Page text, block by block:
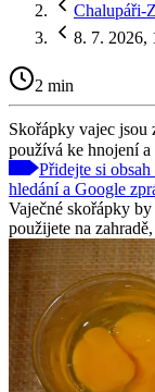
Chalupáři-
8. 7. 2026,
2 min
Skořápky vajec jsou
používá ke hnojení a
Přidejte si
hledání a Google
Vaječné skořápky
použijete na